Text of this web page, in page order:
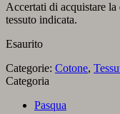
Accertati di acquistare la
tessuto indicata.
Esaurito
Categorie: Cotone,
Categoria
Pasqua